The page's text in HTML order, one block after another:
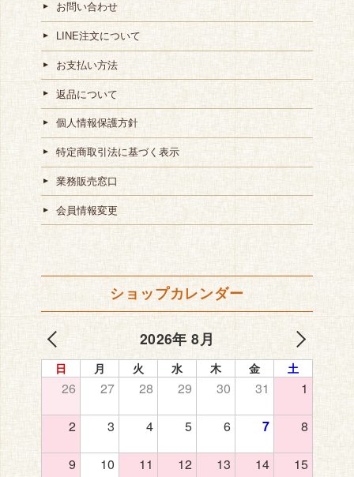
お問い合わせ
LINE注文について
お支払い方法
返品について
個人情報保護方針
特定商取引法に基づく表示
業務販売窓口
会員情報変更
ショップカレンダー
2026年 8月
日 月 火 水 木 金 土
26 27 28 29 30 31 1
2 3 4 5 6 7 8
9 10 11 12 13 14 15